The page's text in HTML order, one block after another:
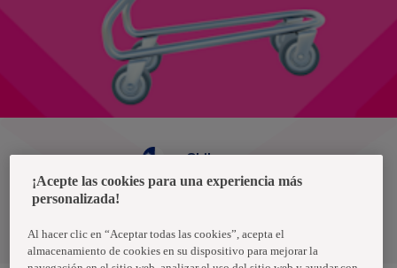
Términos y condiciones
Chile
¡Acepte las cookies para una experiencia más
personalizada!
Al hacer clic en “Aceptar todas las cookies”, acepta el
almacenamiento de cookies en su dispositivo para mejorar la